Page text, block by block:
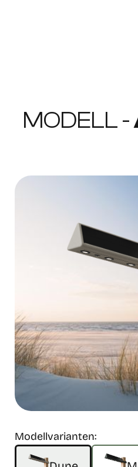
MODELL -
Modellvarianten: